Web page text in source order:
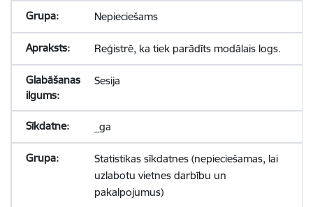
Nepieciešams
Reģistrē, ka tiek parādīts modālais logs.
Sesija
_ga
Statistikas sīkdatnes (nepieciešamas, lai
uzlabotu vietnes darbību un
pakalpojumus)